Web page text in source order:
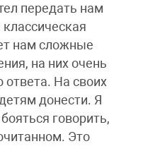
передать нам
нам сложные
на них очень
ответа. На своих
донести. Я
говорить,
Это